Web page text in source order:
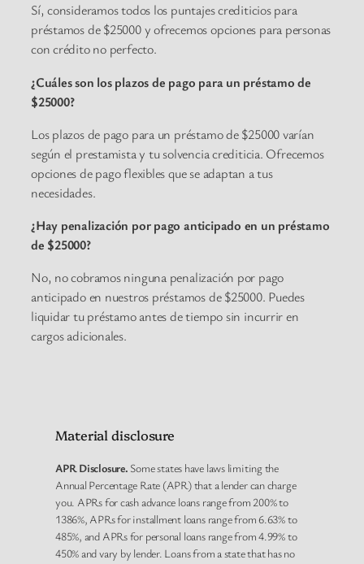
Sí, consideramos todos los puntajes crediticios para
préstamos de $25000 y ofrecemos opciones para personas
con crédito no perfecto.
¿Cuáles son los plazos de pago para un préstamo de
$25000?
Los plazos de pago para un préstamo de $25000 varían
según el prestamista y tu solvencia crediticia. Ofrecemos
opciones de pago flexibles que se adaptan a tus
necesidades.
¿Hay penalización por pago anticipado en un préstamo
de $25000?
No, no cobramos ninguna penalización por pago
anticipado en nuestros préstamos de $25000. Puedes
liquidar tu préstamo antes de tiempo sin incurrir en
cargos adicionales.
Material disclosure
APR Disclosure. Some states have laws limiting the
Annual Percentage Rate (APR) that a lender can charge
you. APRs for cash advance loans range from 200% to
1386%, APRs for installment loans range from 6.63% to
485%, and APRs for personal loans range from 4.99% to
450% and vary by lender. Loans from a state that has no